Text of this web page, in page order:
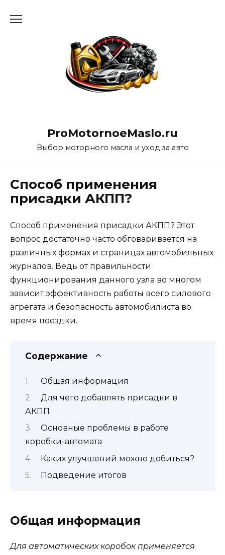
ProMotornoeMaslo.ru
Выбор моторного масла и уход за авто
Cпособ применения
присадки АКПП?
Способ применения присадки АКПП? Этот
вопрос достаточно часто обговаривается на
различных формах и страницах автомобильных
журналов. Ведь от правильности
функционирования данного узла во многом
зависит эффективность работы всего силового
агрегата и безопасность автомобилиста во
время поездки.
Содержание
Общая информация
Для чего добавлять присадки в
АКПП
Основные проблемы в работе
коробки-автомата
Каких улучшений можно добиться?
Подведение итогов
Общая информация
Для автоматических коробок применяется